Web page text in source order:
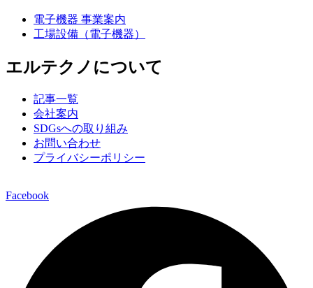
電子機器 事業案内
工場設備（電子機器）
エルテクノについて
記事一覧
会社案内
SDGsへの取り組み
お問い合わせ
プライバシーポリシー
Facebook